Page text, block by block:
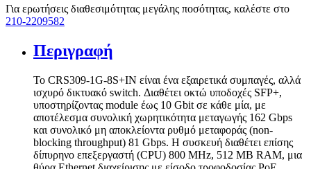
Για ερωτήσεις διαθεσιμότητας μεγάλης ποσότητας, καλέστε στο
210-2209582
Περιγραφή
Το CRS309-1G-8S+IN είναι ένα εξαιρετικά συμπαγές, αλλά
ισχυρό δικτυακό switch. Διαθέτει οκτώ υποδοχές SFP+,
υποστηρίζοντας module έως 10 Gbit σε κάθε μία, με
αποτέλεσμα συνολική χωρητικότητα μεταγωγής 162 Gbps
και συνολικό μη αποκλείοντα ρυθμό μεταφοράς (non-
blocking throughput) 81 Gbps. Η συσκευή διαθέτει επίσης
δίπυρηνο επεξεργαστή (CPU) 800 MHz, 512 MB RAM, μια